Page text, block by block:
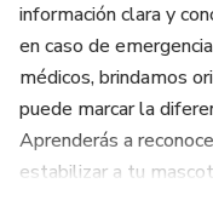
información clara y
en caso de
médicos, brindamos
puede marcar la
Aprenderás a
estabilizar a tu